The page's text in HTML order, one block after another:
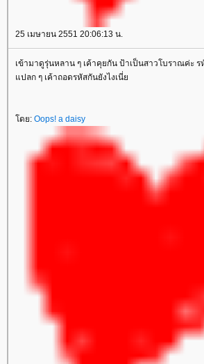
25 เมษายน 2551 20:06:13 น.
เข้ามาดูรุ่นหลาน ๆ เค้าคุยกัน ป้าเป็นสาวโบราณค่ะ
ปลก ๆ เค้าถอดรหัสกันยังไงเนี่
ดย: Oops! a daisy